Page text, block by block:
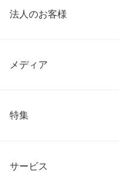
法人のお客様
メディア
特集
サービス